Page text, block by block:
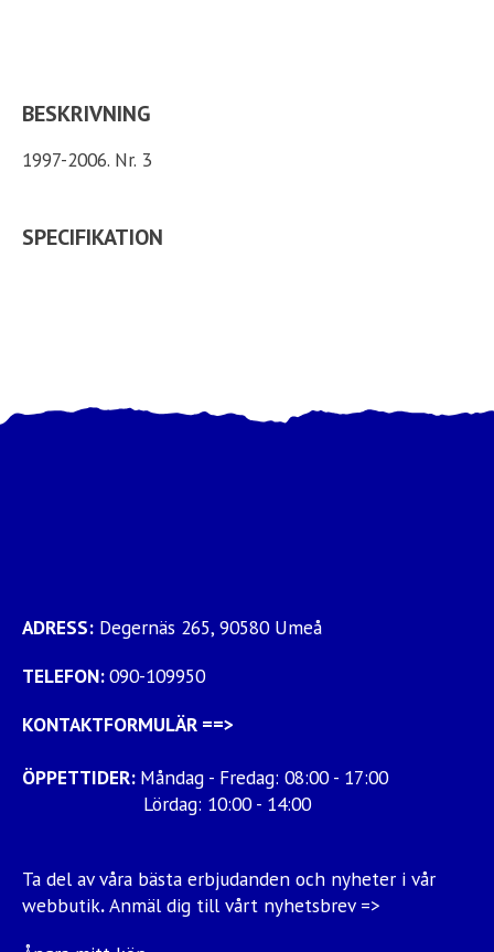
BESKRIVNING
1997-2006. Nr. 3
SPECIFIKATION
ADRESS: Degernäs 265, 90580 Umeå
TELEFON:090-109950
KONTAKTFORMULÄR ==>
ÖPPETTIDER: Måndag - Fredag: 08:00 - 17:00
Lördag: 10:00 - 14:00
Ta del av våra bästa erbjudanden och nyheter i vår
webbutik.Anmäl dig till vårt nyhetsbrev =>